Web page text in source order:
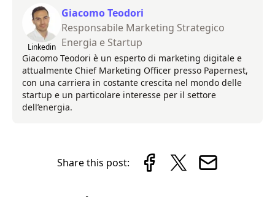
Linkedin
Giacomo Teodori
Responsabile Marketing Strategico
Energia e Startup
Giacomo Teodori è un esperto di marketing digitale e
attualmente Chief Marketing Officer presso Papernest,
con una carriera in costante crescita nel mondo delle
startup e un particolare interesse per il settore
dell’energia.
Share this post: